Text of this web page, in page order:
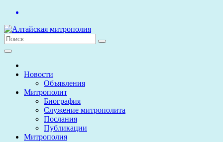
Перейти
содержимому
Новости
Объявления
Митрополит
Биография
Служение митрополита
Послания
Публикации
Митрополия